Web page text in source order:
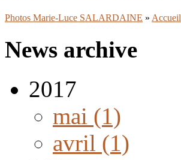
Photos Marie-Luce SALARDAINE » Accueil
News archive
2017
mai (1)
avril (1)